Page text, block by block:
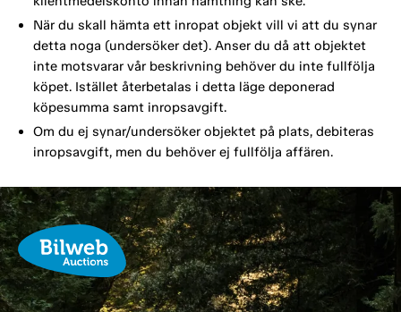
När du skall hämta ett inropat objekt vill vi att du synar
detta noga (undersöker det). Anser du då att objektet
inte motsvarar vår beskrivning behöver du inte fullfölja
köpet. Istället återbetalas i detta läge deponerad
köpesumma samt inropsavgift.
Om du ej synar/undersöker objektet på plats, debiteras
inropsavgift, men du behöver ej fullfölja affären.